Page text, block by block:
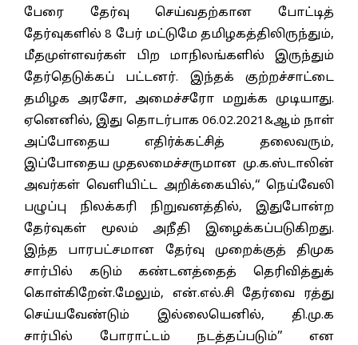
பேரை தேர்வு செய்வதற்கான போட்டித்
தேர்வுகளில் 8 பேர் மட்டுமே தமிழகத்திலிருந்தும்,
மீதமுள்ளவர்கள் பிற மாநிலங்களில் இருந்தும்
தேர்தெடுக்கப் பட்டனர். இந்தக் குற்றச்சாட்டை
தமிழக அரசோ, அமைச்சரோ மறுக்க முடியாது.
ஏனெனில், இது தொடர்பாக 06.02.2021&ஆம் நாள்
அப்போதைய எதிர்க்கட்சித் தலைவரும்,
இப்போதைய முதலமைச்சருமான மு.க.ஸ்டாலின்
அவர்கள் வெளியிட்ட அறிக்கையில்,‘‘ நெய்வேலி
பழுப்பு நிலக்கரி நிறுவனத்தில், இதுபோன்ற
தேர்வுகள் மூலம் அநீதி இழைக்கப்படுகிறது.
இந்த பாரபட்சமான தேர்வு முறைக்குத் திமுக
சார்பில் கடும் கண்டனத்தைத் தெரிவித்துக்
கொள்கிறேன்.மேலும், என்.எல்.சி தேர்வை ரத்து
செய்யவேண்டும் இல்லையெனில், தி.மு.க
சார்பில் போராட்டம் நடத்தப்படும்’’ என